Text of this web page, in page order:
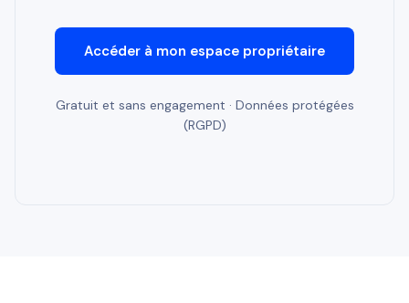
Accéder à mon espace propriétaire
Gratuit et sans engagement · Données protégées
(RGPD)